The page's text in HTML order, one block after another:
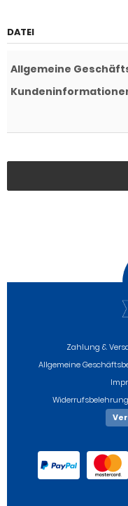
DATEI
Allgemeine
Zahlung &
Allgemeine